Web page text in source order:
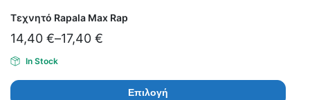
Τεχνητό Rapala Max Rap
14,40 €–17,40 €
In Stock
Επιλογή